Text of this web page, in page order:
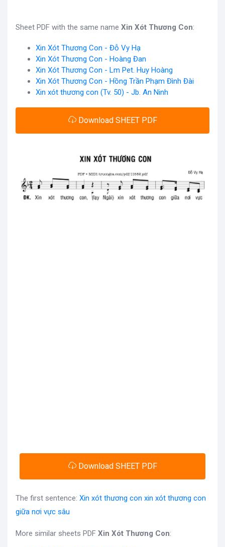
Sheet PDF with the same name Xin Xót Thương Con:
Xin Xót Thương Con - Đỗ Vy Hạ
Xin Xót Thương Con - Hoàng Đan
Xin Xót Thương Con - Lm Pet. Huy Hoàng
Xin Xót Thương Con - Hồng Trần Phạm Đình Đài
Xin xót thương con (Tv. 50) - Jb. An Ninh
Download SHEET PDF
Download SHEET PDF
The first sentence: Xin xót thương con xin xót thương con
giữa nơi vực sâu
More similar sheets PDF Xin Xót Thương Con: